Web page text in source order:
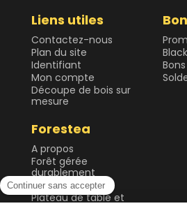
Liens utiles
Contactez-nous
Plan du site
Identifiant
Mon compte
Découpe de bois sur
mesure
Forestea
A propos
Forêt gérée
durablement
Guide & Conseils
Plateau de table et